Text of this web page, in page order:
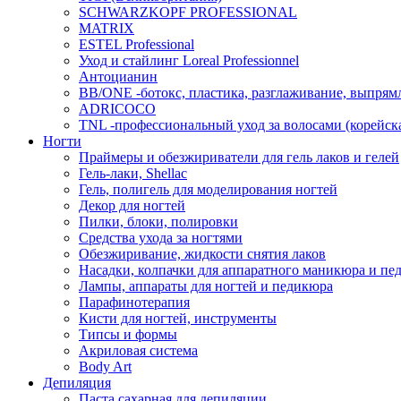
SCHWARZKOPF PROFESSIONAL
MATRIX
ESTEL Professional
Уход и стайлинг Loreal Professionnel
Антоцианин
BB/ONE -ботокс, пластика, разглаживание,
ADRICOCO
TNL -профессиональный уход за волосами
Ногти
Праймеры и обезжириватели для гель лаков и гелей
Гель-лаки, Shellac
Гель, полигель для моделирования ногтей
Декор для ногтей
Пилки, блоки, полировки
Средства ухода за ногтями
Обезжиривание, жидкости снятия лаков
Насадки, колпачки для аппаратного маникюра и
Лампы, аппараты для ногтей и педикюра
Парафинотерапия
Кисти для ногтей, инструменты
Типсы и формы
Акриловая система
Body Art
Депиляция